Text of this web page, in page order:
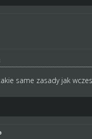
same zasady jak